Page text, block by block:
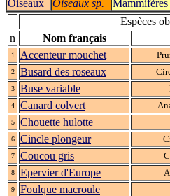
Oiseaux
Oiseaux sp. Mammifères
Espèces
n
Nom français
1 Accenteur mouchet
2 Busard des roseaux
3 Buse variable
4 Canard colvert
5 Chouette hulotte
6 Cincle plongeur
7 Coucou gris
8 Epervier d'Europe
9 Foulque macroule